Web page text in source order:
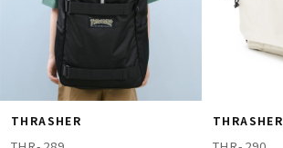
THRASHER THRASHER